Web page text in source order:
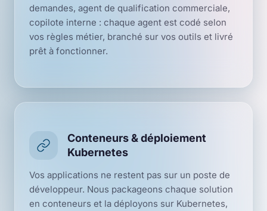
demandes, agent de qualification commerciale,
copilote interne : chaque agent est codé selon
vos règles métier, branché sur vos outils et livré
prêt à fonctionner.
Conteneurs & déploiement
Kubernetes
Vos applications ne restent pas sur un poste de
développeur. Nous packageons chaque solution
en conteneurs et la déployons sur Kubernetes,